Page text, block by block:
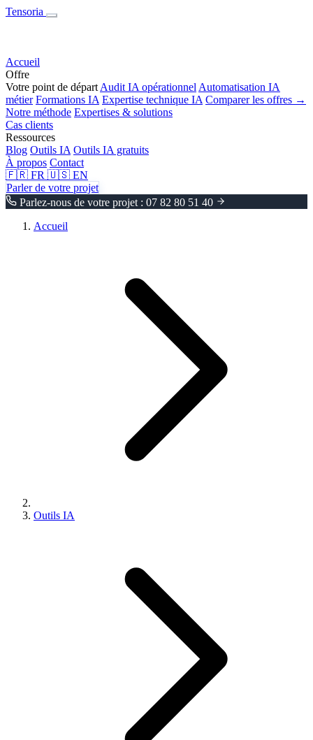
Tensoria
Accueil
Offre
Votre point de départ Audit IA opérationnel Automatisation IA
métier Formations IA Expertise technique IA Comparer les offres →
Notre méthode Expertises & solutions
Cas clients
Ressources
Blog Outils IA Outils IA gratuits
À propos Contact
🇫🇷 FR 🇺🇸 EN
Parler de votre projet
Parlez-nous de votre projet : 07 82 80 51 40
Accueil
Outils IA